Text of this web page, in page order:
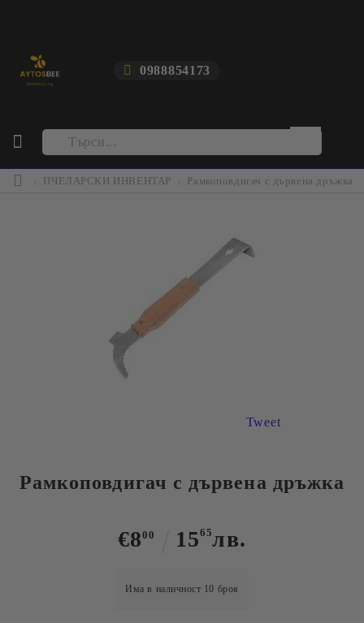
0988854173
ПЧЕЛАРСКИ ИНВЕНТАР Рамкоповдигач с дървена дръжка
Tweet
Рамкоповдигач с дървена дръжка
€800 1565лв.
Има в наличност 10 броя